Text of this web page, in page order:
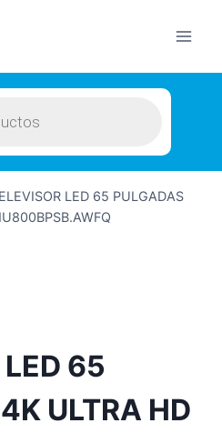
LED 65 PULGADAS
65
ULTRA HD